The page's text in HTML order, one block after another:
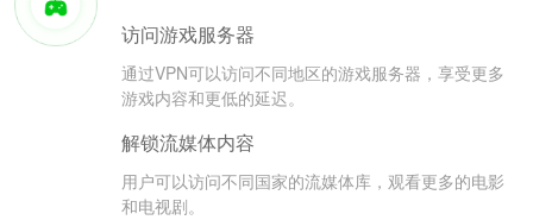
访问游戏服务器
通过VPN可以访问不同地区的游戏服务器，享受更多
游戏内容和更低的延迟。
解锁流媒体内容
用户可以访问不同国家的流媒体库，观看更多的电影
和电视剧。